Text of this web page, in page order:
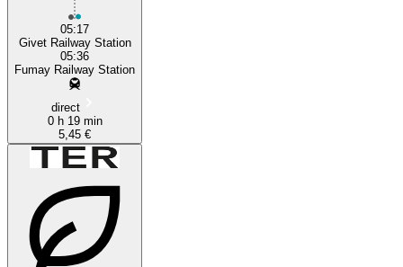
05:17
Givet Railway Station
05:36
Fumay Railway Station
direct
0 h 19 min
5,45 €